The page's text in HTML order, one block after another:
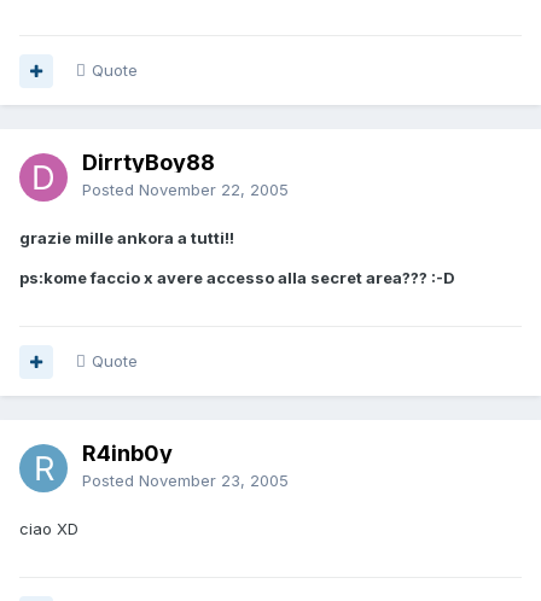
Quote
DirrtyBoy88
Posted November 22, 2005
grazie mille ankora a tutti!!
ps:kome faccio x avere accesso alla secret area??? :-D
Quote
R4inb0y
Posted November 23, 2005
ciao XD